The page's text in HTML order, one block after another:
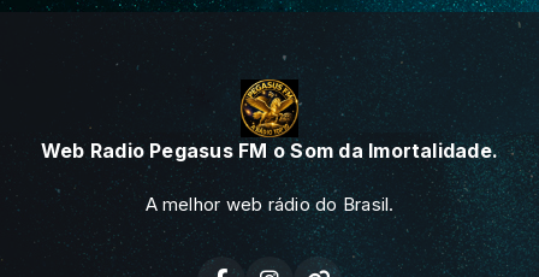
Web Radio Pegasus FM o Som da Imortalidade.
A melhor web rádio do Brasil.